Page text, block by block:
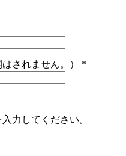
されません。） *
力してください。